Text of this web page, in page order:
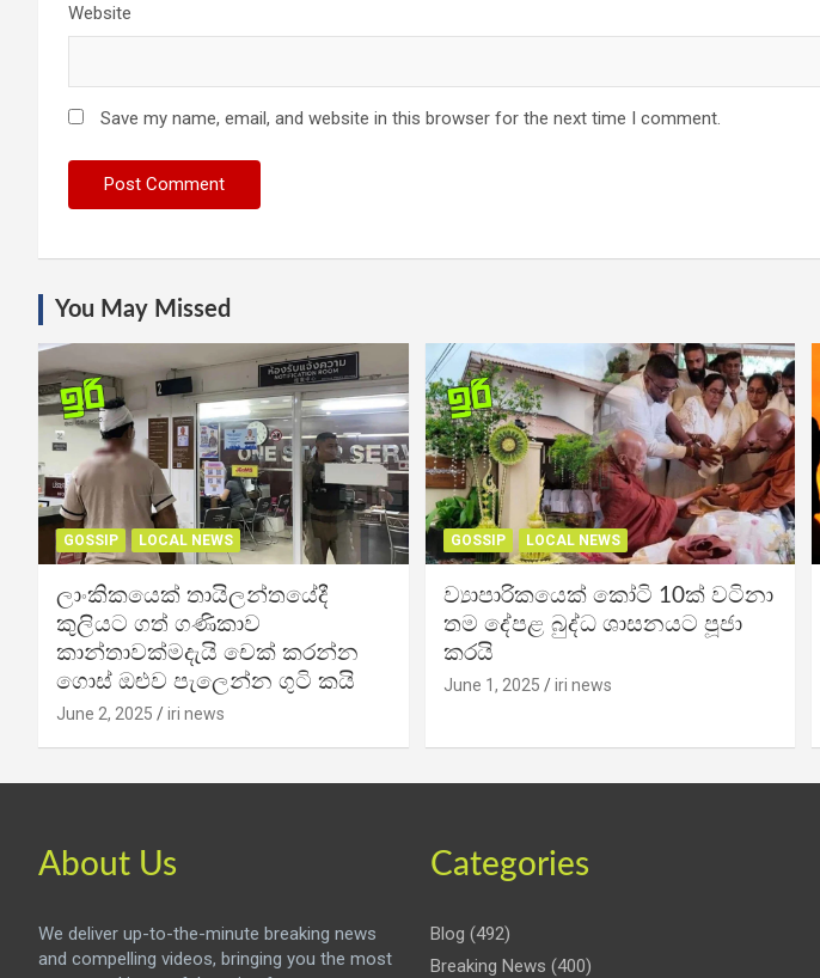
Website
Save my name, email, and website in this browser for the next time I comment.
You May Missed
GOSSIP LOCAL NEWS
ලාංකිකයෙක් තායිලන්තයේදී
කුලියට ගත් ගණිකාව
කාන්තාවක්මදැයි චෙක් කරන්න
ගොස් ඔළුව පැලෙන්න ගුටි කයි
June 2, 2025 iri news
GOSSIP LOCAL NEWS
ව්‍යාපාරිකයෙක් කෝටි 10ක් වටිනා
තම දේපළ බුද්ධ ශාසනයට පූජා
කරයි
June 1, 2025 iri news
About Us
We deliver up-to-the-minute breaking news
and compelling videos, bringing you the most
Categories
Blog (492)
Breaking News (400)